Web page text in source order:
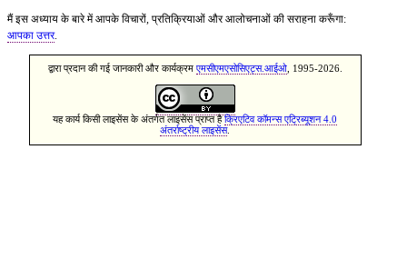
मैं इस अध्याय के बारे में आपके विचारों, प्रतिक्रियाओं और आलोचनाओं की सराहना करूँगा:
आपका उत्तर.
द्वारा प्रदान की गई जानकारी और कार्यक्रम एमसीएमएसोसिएट्स.आईओ, 1995-2026.
यह कार्य किसी लाइसेंस के अंतर्गत लाइसेंस प्राप्त हैक्रिएटिव कॉमन्स एट्रिब्यूशन 4.0
अंतर्राष्ट्रीय लाइसेंस.